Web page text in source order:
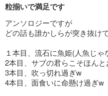
粒揃いで満足です
アンソロジーですが
どの話も誰かしらが突き抜け
１本目、流石に魚姫(人魚じ
2本目、サブの君らこそほん
3本目、吹っ切れ過ぎw
4本目、面食いに命懸け過ぎw